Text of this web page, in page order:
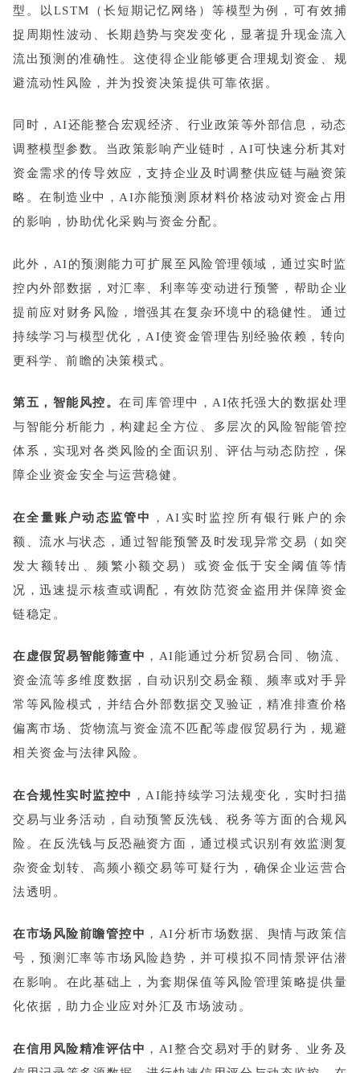
型。以LSTM（长短期记忆网络）等模型为例，可有效捕
捉周期性波动、长期趋势与突发变化，显著提升现金流入
流出预测的准确性。这使得企业能够更合理规划资金、规
避流动性风险，并为投资决策提供可靠依据。
同时，AI还能整合宏观经济、行业政策等外部信息，动态
调整模型参数。当政策影响产业链时，AI可快速分析其对
资金需求的传导效应，支持企业及时调整供应链与融资策
略。在制造业中，AI亦能预测原材料价格波动对资金占用
的影响，协助优化采购与资金分配。
此外，AI的预测能力可扩展至风险管理领域，通过实时监
控内外部数据，对汇率、利率等变动进行预警，帮助企业
提前应对财务风险，增强其在复杂环境中的稳健性。通过
持续学习与模型优化，AI使资金管理告别经验依赖，转向
更科学、前瞻的决策模式。
第五，智能风控。在司库管理中，AI依托强大的数据处理
与智能分析能力，构建起全方位、多层次的风险智能管控
体系，实现对各类风险的全面识别、评估与动态防控，保
障企业资金安全与运营稳健。
在全量账户动态监管中
，AI实时监控所有银行账户的余
额、流水与状态，通过智能预警及时发现异常交易（如突
发大额转出、频繁小额交易）或资金低于安全阈值等情
况，迅速提示核查或调配，有效防范资金盗用并保障资金
链稳定。
在虚假贸易智能筛查中 ，AI能通过分析贸易合同、物流、
资金流等多维度数据，自动识别交易金额、频率或对手异
常等风险模式，并结合外部数据交叉验证，精准排查价格
偏离市场、货物流与资金流不匹配等虚假贸易行为，规避
相关资金与法律风险。
在合规性实时监控中 ，AI能持续学习法规变化，实时扫描
交易与业务活动，自动预警反洗钱、税务等方面的合规风
险。在反洗钱与反恐融资方面，通过模式识别有效监测复
杂资金划转、高频小额交易等可疑行为，确保企业运营合
法透明。
在市场风险前瞻管控中 ，AI分析市场数据、舆情与政策信
号，预测汇率等市场风险趋势，并可模拟不同情景评估潜
在影响。在此基础上，为套期保值等风险管理策略提供量
化依据，助力企业应对外汇及市场波动。
在信用风险精准评估中 ，AI整合交易对手的财务、业务及